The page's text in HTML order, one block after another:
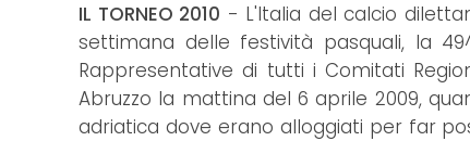
IL TORNEO 2010 - L'Italia del calcio
settimana delle festività pasquali, la
Rappresentative di tutti i Comitati
Abruzzo la mattina del 6 aprile 2009,
adriatica dove erano alloggiati per far